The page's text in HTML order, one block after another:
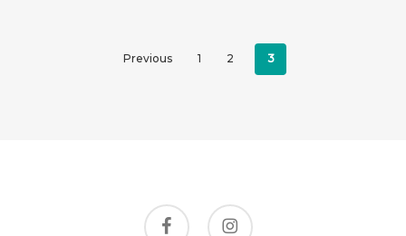
Previous 1 2 3
facebook instagram